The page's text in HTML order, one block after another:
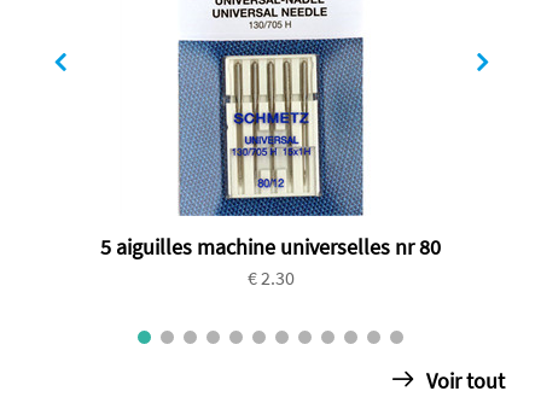
5 aiguilles machine universelles nr 80
€ 2.30
Voir tout